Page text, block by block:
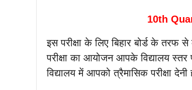
10th
इस परीक्षा के लिए बिहार बोर्ड के तरफ
परीक्षा का आयोजन आपके विद्यालय
विद्यालय में आपको त्रैमासिक परीक्षा देनी